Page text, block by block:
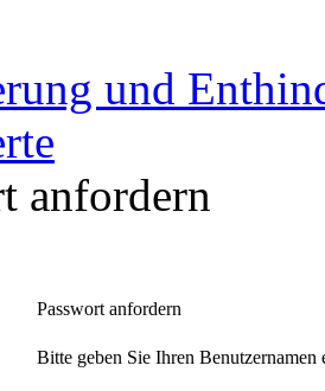
und
anfordern
Passwort anfordern
Bitte geben Sie Ihren Benutzernamen